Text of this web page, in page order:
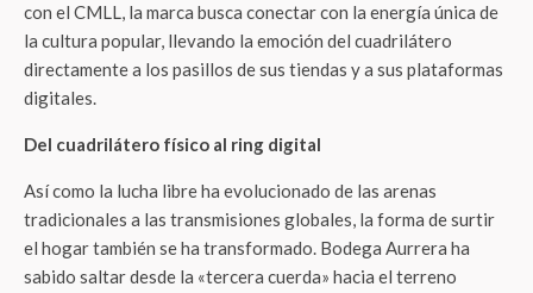
con el CMLL, la marca busca conectar con la energía única de
la cultura popular, llevando la emoción del cuadrilátero
directamente a los pasillos de sus tiendas y a sus plataformas
digitales.
Del cuadrilátero físico al ring digital
Así como la lucha libre ha evolucionado de las arenas
tradicionales a las transmisiones globales, la forma de surtir
el hogar también se ha transformado. Bodega Aurrera ha
sabido saltar desde la «tercera cuerda» hacia el terreno